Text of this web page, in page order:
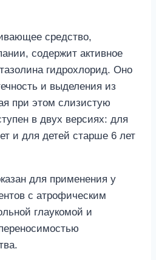
средство,
содержит активное
гидрохлорид. Оно
и выделения из
при этом слизистую
в двух версиях: для
и для детей старше 6 лет
для применения у
с атрофическим
глаукомой и